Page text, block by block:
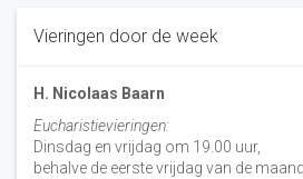
Vieringen door de week
H. Nicolaas Baarn
Eucharistievieringen:
Dinsdag en vrijdag om 19.00 uur,
behalve de eerste vrijdag van de